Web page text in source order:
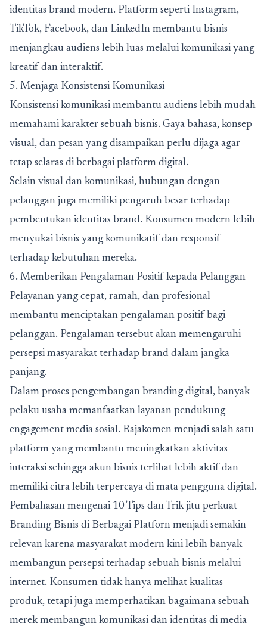
identitas brand modern. Platform seperti Instagram,
TikTok, Facebook, dan LinkedIn membantu bisnis
menjangkau audiens lebih luas melalui komunikasi yang
kreatif dan interaktif.
5. Menjaga Konsistensi Komunikasi
Konsistensi komunikasi membantu audiens lebih mudah
memahami karakter sebuah bisnis. Gaya bahasa, konsep
visual, dan pesan yang disampaikan perlu dijaga agar
tetap selaras di berbagai platform digital.
Selain visual dan komunikasi, hubungan dengan
pelanggan juga memiliki pengaruh besar terhadap
pembentukan identitas brand. Konsumen modern lebih
menyukai bisnis yang komunikatif dan responsif
terhadap kebutuhan mereka.
6. Memberikan Pengalaman Positif kepada Pelanggan
Pelayanan yang cepat, ramah, dan profesional
membantu menciptakan pengalaman positif bagi
pelanggan. Pengalaman tersebut akan memengaruhi
persepsi masyarakat terhadap brand dalam jangka
panjang.
Dalam proses pengembangan branding digital, banyak
pelaku usaha memanfaatkan layanan pendukung
engagement media sosial. Rajakomen menjadi salah satu
platform yang membantu meningkatkan aktivitas
interaksi sehingga akun bisnis terlihat lebih aktif dan
memiliki citra lebih terpercaya di mata pengguna digital.
Pembahasan mengenai 10 Tips dan Trik jitu perkuat
Branding Bisnis di Berbagai Platforn menjadi semakin
relevan karena masyarakat modern kini lebih banyak
membangun persepsi terhadap sebuah bisnis melalui
internet. Konsumen tidak hanya melihat kualitas
produk, tetapi juga memperhatikan bagaimana sebuah
merek membangun komunikasi dan identitas di media